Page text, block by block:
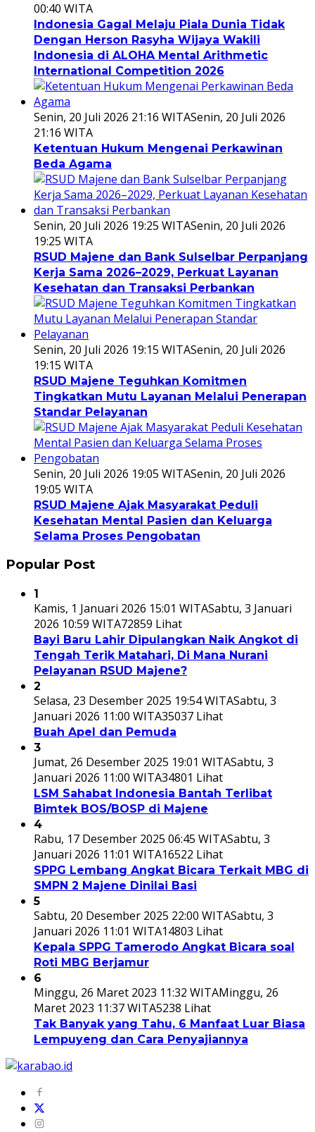
00:40 WITA
Indonesia Gagal Melaju Piala Dunia Tidak
Dengan Herson Rasyha Wijaya Wakili
Indonesia di ALOHA Mental Arithmetic
International Competition 2026
Senin, 20 Juli 2026 21:16 WITASenin, 20 Juli 2026
21:16 WITA
Ketentuan Hukum Mengenai Perkawinan
Beda Agama
Senin, 20 Juli 2026 19:25 WITASenin, 20 Juli 2026
19:25 WITA
RSUD Majene dan Bank Sulselbar Perpanjang
Kerja Sama 2026–2029, Perkuat Layanan
Kesehatan dan Transaksi Perbankan
Senin, 20 Juli 2026 19:15 WITASenin, 20 Juli 2026
19:15 WITA
RSUD Majene Teguhkan Komitmen
Tingkatkan Mutu Layanan Melalui Penerapan
Standar Pelayanan
Senin, 20 Juli 2026 19:05 WITASenin, 20 Juli 2026
19:05 WITA
RSUD Majene Ajak Masyarakat Peduli
Kesehatan Mental Pasien dan Keluarga
Selama Proses Pengobatan
Popular Post
1
Kamis, 1 Januari 2026 15:01 WITASabtu, 3 Januari
2026 10:59 WITA72859 Lihat
Bayi Baru Lahir Dipulangkan Naik Angkot di
Tengah Terik Matahari, Di Mana Nurani
Pelayanan RSUD Majene?
2
Selasa, 23 Desember 2025 19:54 WITASabtu, 3
Januari 2026 11:00 WITA35037 Lihat
Buah Apel dan Pemuda
3
Jumat, 26 Desember 2025 19:01 WITASabtu, 3
Januari 2026 11:00 WITA34801 Lihat
LSM Sahabat Indonesia Bantah Terlibat
Bimtek BOS/BOSP di Majene
4
Rabu, 17 Desember 2025 06:45 WITASabtu, 3
Januari 2026 11:01 WITA16522 Lihat
SPPG Lembang Angkat Bicara Terkait MBG di
SMPN 2 Majene Dinilai Basi
5
Sabtu, 20 Desember 2025 22:00 WITASabtu, 3
Januari 2026 11:01 WITA14803 Lihat
Kepala SPPG Tamerodo Angkat Bicara soal
Roti MBG Berjamur
6
Minggu, 26 Maret 2023 11:32 WITAMinggu, 26
Maret 2023 11:37 WITA5238 Lihat
Tak Banyak yang Tahu, 6 Manfaat Luar Biasa
Lempuyeng dan Cara Penyajiannya